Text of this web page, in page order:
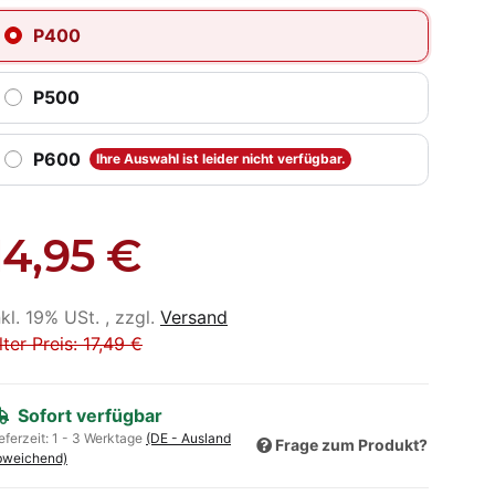
P400
P500
P600 Ihre Auswahl ist leider nicht verfügbar.
€
19% USt. , zzgl. Versand
Preis: 17,49 €
Sofort verfügbar
1 - 3 Werktage (DE - Ausland
Frage zum Produkt?